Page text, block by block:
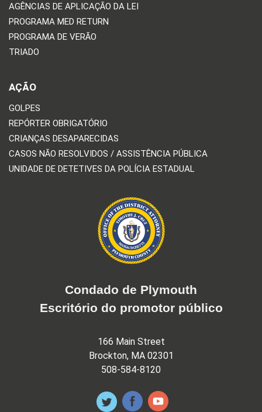
AGÊNCIAS DE APLICAÇÃO DA LEI
PROGRAMA MED RETURN
PROGRAMA DE VERÃO
TRIADO
AÇÃO
GOLPES
REPÓRTER OBRIGATÓRIO
CRIANÇAS DESAPARECIDAS
CASOS NÃO RESOLVIDOS / ASSISTÊNCIA PÚBLICA
UNIDADE DE DETETIVES DA POLÍCIA ESTADUAL
Condado de Plymouth
Escritório do promotor público
166 Main Street
Brockton, MA 02301
508-584-8120